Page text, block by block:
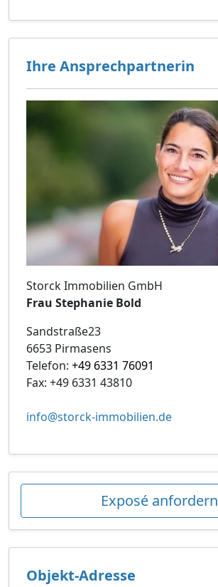
Ihre Ansprechpartnerin
Storck Immobilien GmbH
Frau Stephanie Bold
Sandstraße23
6653 Pirmasens
Telefon: +49 6331 76091
Fax: +49 6331 43810
info@storck-immobilien.de
Exposé anfordern
Objekt-Adresse